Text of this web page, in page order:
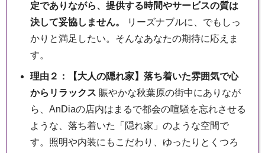
定でありながら、提供する時間やサービスの質は
決して妥協しません。
リーズナブルに、でもしっ
かりと満足したい。そんなあなたの期待に応えま
す。
理由２：【大人の隠れ家】落ち着いた雰囲気で心
からリラックス 賑やかな秋葉原の街中にありなが
ら、AnDiaの店内はまるで都会の喧騒を忘れさせる
ような、落ち着いた「隠れ家」のような空間で
す。照明や内装にもこだわり、ゆったりとくつろ